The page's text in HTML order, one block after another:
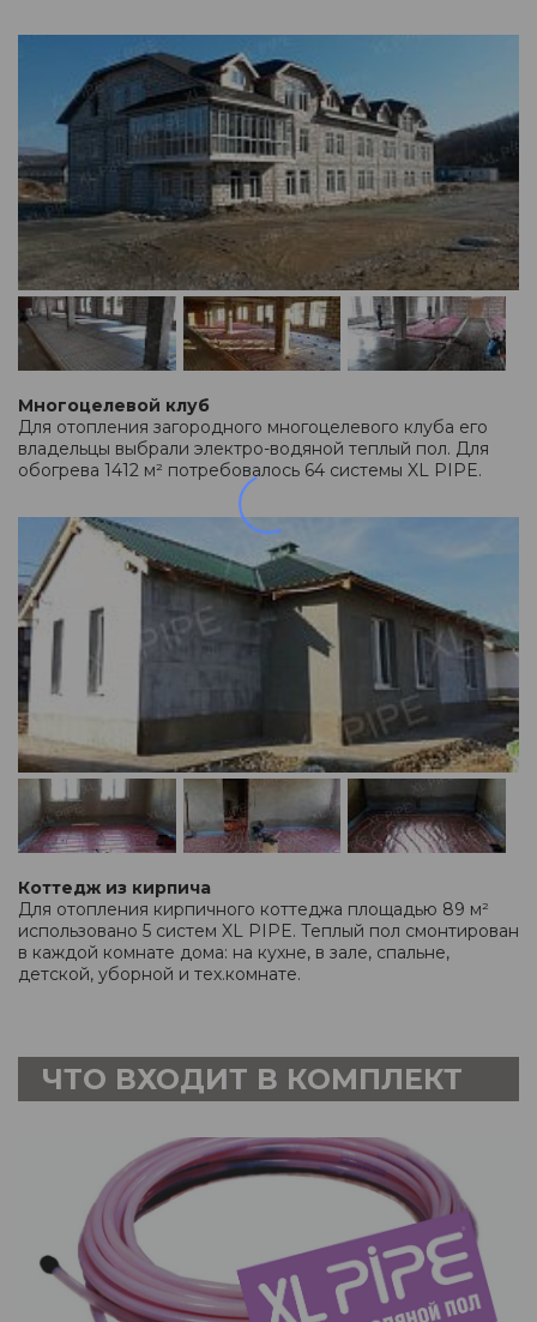
Многоцелевой клуб
Для отопления загородного многоцелевого клуба его
владельцы выбрали электро-водяной теплый пол. Для
обогрева 1412 м² потребовалось 64 системы XL PIPE.
Коттедж из кирпича
Для отопления кирпичного коттеджа площадью 89 м²
использовано 5 систем XL PIPE. Теплый пол смонтирован
в каждой комнате дома: на кухне, в зале, спальне,
детской, уборной и тех.комнате.
ЧТО ВХОДИТ В КОМПЛЕКТ